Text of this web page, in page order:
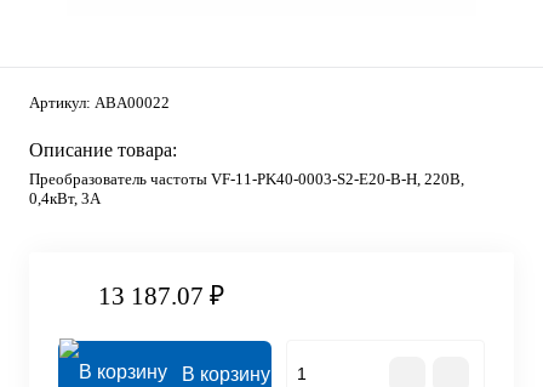
Артикул: ABA00022
Описание товара:
Преобразователь частоты VF-11-PK40-0003-S2-E20-B-H, 220В,
0,4кВт, 3А
13 187.07 ₽
В корзину